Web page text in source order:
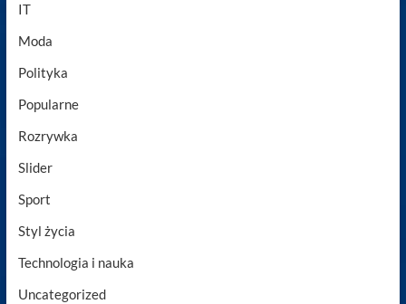
IT
Moda
Polityka
Popularne
Rozrywka
Slider
Sport
Styl życia
Technologia i nauka
Uncategorized